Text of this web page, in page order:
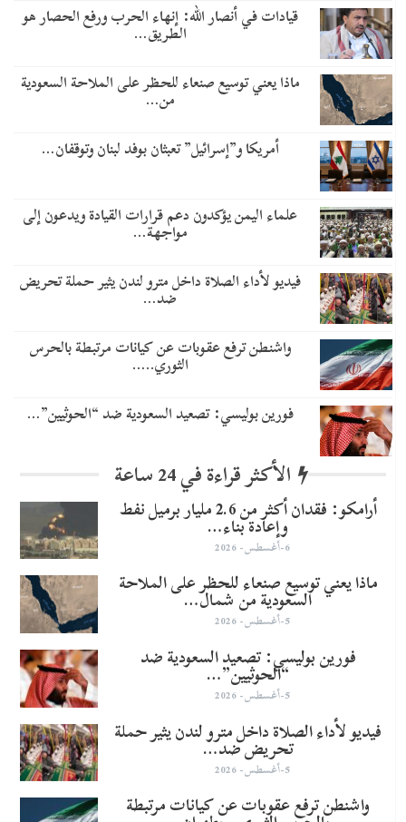
قيادات في أنصار الله: إنهاء الحرب ورفع الحصار هو
الطريق…
ماذا يعني توسيع صنعاء للحظر على الملاحة السعودية
من…
أمريكا و”إسرائيل” تعبثان بوفد لبنان وتوقفان…
علماء اليمن يؤكدون دعم قرارات القيادة ويدعون إلى
مواجهة…
فيديو لأداء الصلاة داخل مترو لندن يثير حملة تحريض
ضد…
واشنطن ترفع عقوبات عن كيانات مرتبطة بالحرس
الثوري..…
​فورين بوليسي: تصعيد السعودية ضد “الحوثيين”…
الأكثر قراءة في 24 ساعة
أرامكو: فقدان أكثر من 2.6 مليار برميل نفط
وإعادة بناء…
6-أغسطس- 2026
ماذا يعني توسيع صنعاء للحظر على الملاحة
السعودية من شمال…
5-أغسطس- 2026
​فورين بوليسي: تصعيد السعودية ضد
“الحوثيين”…
5-أغسطس- 2026
فيديو لأداء الصلاة داخل مترو لندن يثير حملة
تحريض ضد…
5-أغسطس- 2026
واشنطن ترفع عقوبات عن كيانات مرتبطة